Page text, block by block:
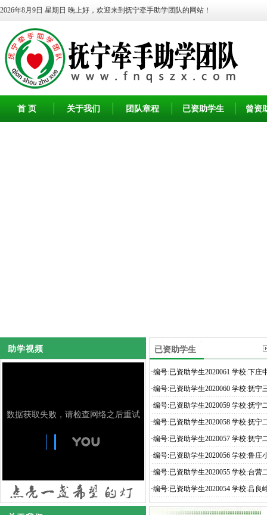
2026年8月9日 星期日 晚上好，欢迎来到抚宁牵手助学团队的网站！
首 页 关于我们 团队章程 已资助学生 曾资
助学视频 已资助学生
·编号:已资助学生2020061 学校:下庄
·编号:已资助学生2020060 学校:抚宁
·编号:已资助学生2020059 学校:抚宁
·编号:已资助学生2020058 学校:抚宁
·编号:已资助学生2020057 学校:抚宁
·编号:已资助学生2020056 学校:鲁庄
·编号:已资助学生2020055 学校:台营
·编号:已资助学生2020054 学校:吕良